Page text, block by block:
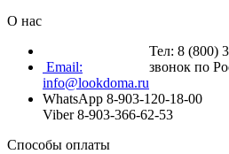
О нас
Тел: 8 (800)
звонок по
Email:
info@lookdoma.ru
WhatsApp 8-903-120-18-00
Viber 8-903-366-62-53
Способы оплаты